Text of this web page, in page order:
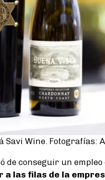
Wine. Fotografías:
conseguir un empleo
las filas de la